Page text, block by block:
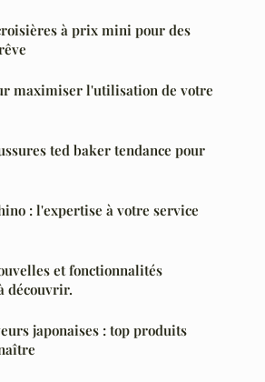
à prix mini pour des
maximiser l'utilisation de votre
ted baker tendance pour
: l'expertise à votre service
et fonctionnalités
découvrir.
japonaises : top produits